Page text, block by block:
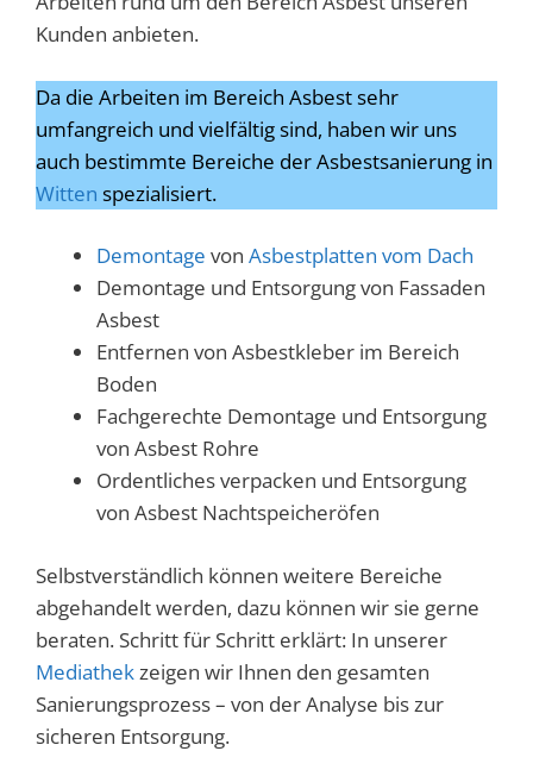
Kunden anbieten.
Da die Arbeiten im Bereich Asbest sehr
umfangreich und vielfältig sind, haben wir uns
auch bestimmte Bereiche der Asbestsanierung in
Witten spezialisiert.
Demontage von Asbestplatten vom Dach
Demontage und Entsorgung von Fassaden
Asbest
Entfernen von Asbestkleber im Bereich
Boden
Fachgerechte Demontage und Entsorgung
von Asbest Rohre
Ordentliches verpacken und Entsorgung
von Asbest Nachtspeicheröfen
Selbstverständlich können weitere Bereiche
abgehandelt werden, dazu können wir sie gerne
beraten. Schritt für Schritt erklärt: In unserer
Mediathekzeigen wir Ihnen den gesamten
Sanierungsprozess – von der Analyse bis zur
sicheren Entsorgung.